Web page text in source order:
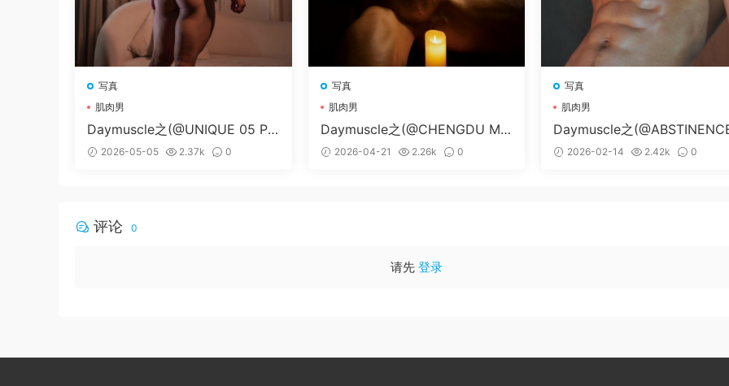
写真
肌肉男
Daymuscle之(@UNIQUE 05 PA
RT 03）
2026-05-05 2.37k 0
写真
肌肉男
Daymuscle之(@CHENGDU ME
MORIES)
2026-04-21 2.26k 0
写真
肌肉男
Daymuscle之
8 PART 04)
2026-02-14 2.42k 0
评论 0
请先 登录